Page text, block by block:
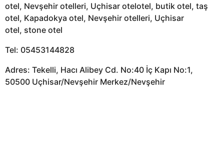
otel, Nevşehir otelleri, Uçhisar otelotel, butik otel, taş
otel, Kapadokya otel, Nevşehir otelleri, Uçhisar
otel, stone otel
Tel: 05453144828
Adres: Tekelli, Hacı Alibey Cd. No:40 İç Kapı No:1,
50500 Uçhisar/Nevşehir Merkez/Nevşehir